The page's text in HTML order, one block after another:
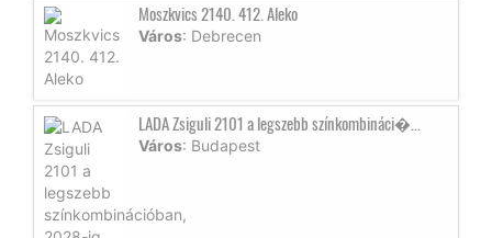
Moszkvics 2140. 412. Aleko
Város: Debrecen
LADA Zsiguli 2101 a legszebb színkombináci�...
Város: Budapest